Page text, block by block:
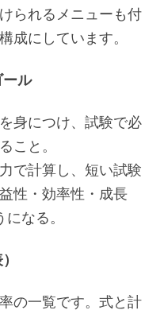
られるメニューも付
成にしています。
ル
身につけ、試験で必
こと。
で計算し、短い試験
性・効率性・成長
なる。
の一覧です。式と計